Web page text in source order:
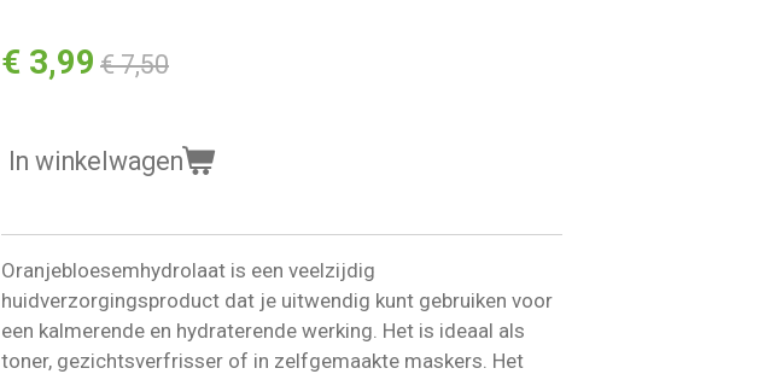
€ 3,99 € 7,50
In winkelwagen
Oranjebloesemhydrolaat is een veelzijdig
huidverzorgingsproduct dat je uitwendig kunt gebruiken voor
een kalmerende en hydraterende werking. Het is ideaal als
toner, gezichtsverfrisser of in zelfgemaakte maskers. Het